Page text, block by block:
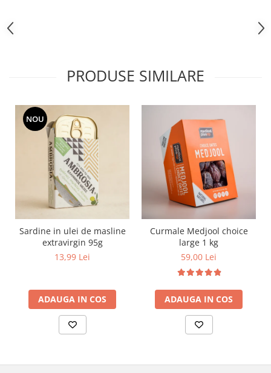
PRODUSE SIMILARE
NOU
Sardine in ulei de masline
extravirgin 95g
13,99 Lei
ADAUGA IN COS
Curmale Medjool choice
large 1 kg
59,00 Lei
ADAUGA IN COS